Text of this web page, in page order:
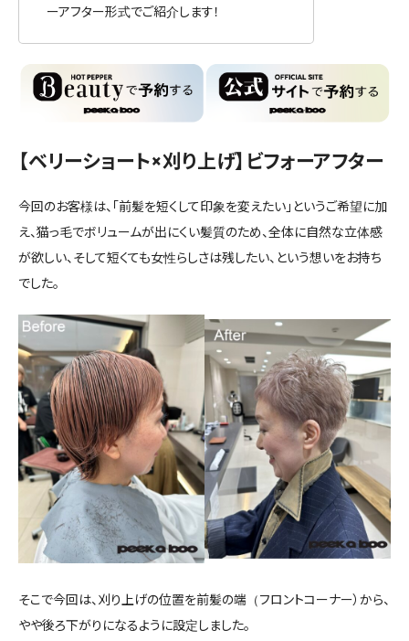
ーアフター形式でご紹介します！
【ベリーショート×刈り上げ】ビフォーアフター
今回のお客様は、「前髪を短くして印象を変えたい」というご希望に加
え、猫っ毛でボリュームが出にくい髪質のため、全体に自然な立体感
が欲しい、そして短くても女性らしさは残したい、という想いをお持ち
でした。
そこで今回は、刈り上げの位置を前髪の端（フロントコーナー）から、
やや後ろ下がりになるように設定しました。